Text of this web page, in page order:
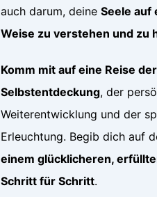
auch darum, deine Seele auf
Weise zu verstehen und zu
Komm mit auf eine Reise der
Selbstentdeckung, der
Weiterentwicklung und der
Erleuchtung. Begib dich auf
einem glücklicheren,
Schritt für Schritt.